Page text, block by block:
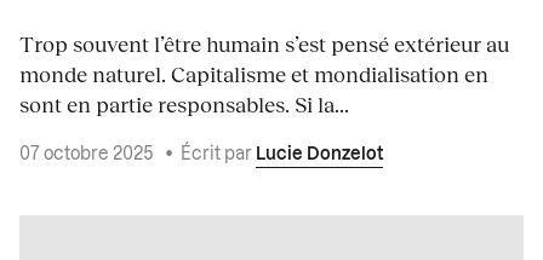
Trop souvent l’être humain s’est pensé extérieur au
monde naturel. Capitalisme et mondialisation en
sont en partie responsables. Si la...
07 octobre 2025 • Écrit par Lucie Donzelot